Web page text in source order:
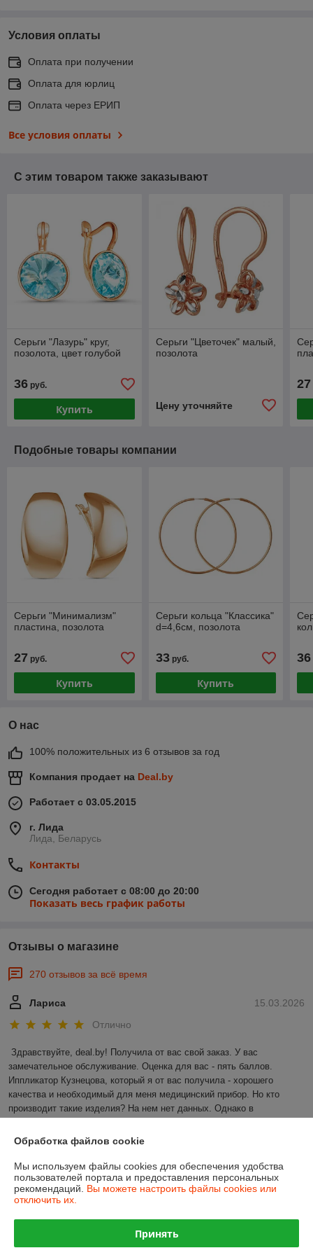
Условия оплаты
Оплата при получении
Оплата для юрлиц
Оплата через ЕРИП
Все условия оплаты
С этим товаром также заказывают
Серьги "Лазурь" круг,
позолота, цвет голубой
36 руб.
Купить
Серьги "Цветочек" малый,
позолота
Цену уточняйте
27
Подобные товары компании
Серьги "Минимализм"
пластина, позолота
27 руб.
Купить
Серьги кольца "Классика"
d=4,6см, позолота
33руб.
Купить
36
О нас
100% положительных из 6 отзывов за год
Компания продает на Deal.by
Работает с 03.05.2015
г. Лида
Лида, Беларусь
Контакты
Сегодня работает с 08:00 до 20:00
Показать весь график работы
Отзывы о магазине
270 отзывов за всё время
15.03.2026
Лариса
Отлично
Здравствуйте, deal.by! Получила от вас свой заказ. У вас
замечательное обслуживание. Оценка для вас - пять баллов.
Иппликатор Кузнецова, который я от вас получила - хорошего
качества и необходимый для меня медицинский прибор. Но кто
производит такие изделия? На нем нет данных. Однако в
28.02.2026
Покупатель
Апликатор Кузнецова пришел без повреждений,размер
Обработка файлов cookie
Мы используем файлы cookies для обеспечения удобства
пользователей портала и предоставления персональных
рекомендаций. Вы можете настроить файлы cookies или
отключить их.
Принять